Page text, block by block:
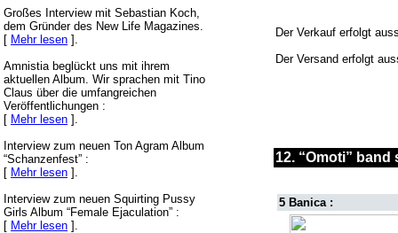
Großes Interview mit Sebastian Koch,
dem Gründer des New Life Magazines.
[ Mehr lesen ].
Amnistia beglückt uns mit ihrem
aktuellen Album. Wir sprachen mit Tino
Claus über die umfangreichen
Veröffentlichungen :
[ Mehr lesen ].
Interview zum neuen Ton Agram Album
“Schanzenfest” :
[ Mehr lesen ].
Interview zum neuen Squirting Pussy
Girls Album “Female Ejaculation” :
[ Mehr lesen ].
Der Verkauf erfolgt
Der Versand erfolgt
12. “Omoti” band
5 Banica :